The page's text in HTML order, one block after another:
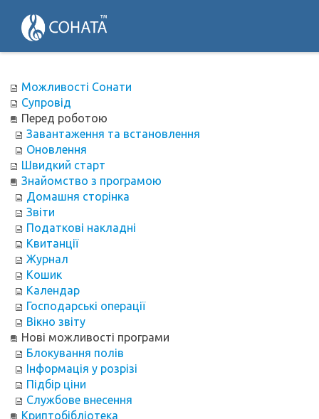
Можливості Сонати
Супровід
Перед роботою
Завантаження та встановлення
Оновлення
Швидкий старт
Знайомство з програмою
Домашня сторінка
Звіти
Податкові накладні
Квитанції
Журнал
Кошик
Календар
Господарські операції
Вікно звіту
Нові можливості програми
Блокування полів
Інформація у розрізі
Підбір ціни
Службове внесення
Криптобібліотека